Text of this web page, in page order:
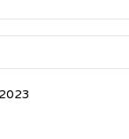
volumi e
una attualità
tramite un
un consumo
di screening
la presenza
su cui viene
una
per la